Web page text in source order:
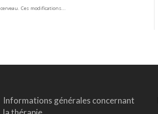
Ces modifications...
Informations générales concernant